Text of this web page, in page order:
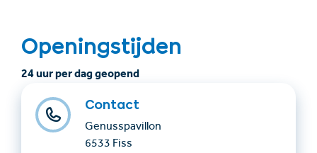
Openingstijden
24 uur per dag geopend
Contact
Genusspavillon
6533 Fiss